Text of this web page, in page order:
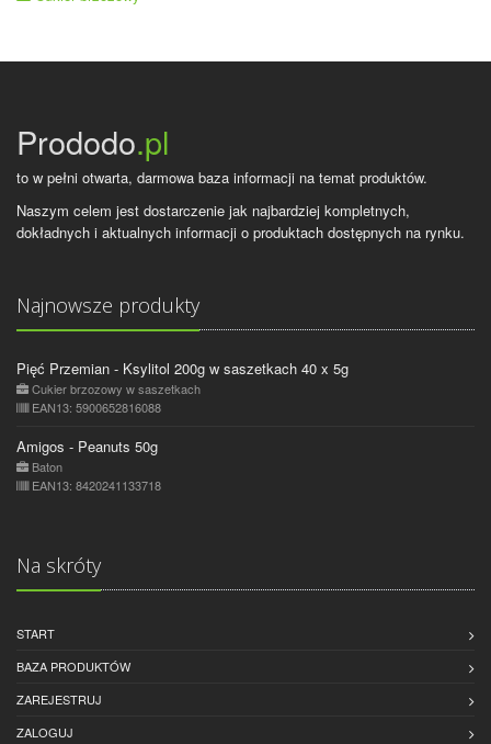
Prododo.pl
to w pełni otwarta, darmowa baza informacji na temat produktów.
Naszym celem jest dostarczenie jak najbardziej kompletnych,
dokładnych i aktualnych informacji o produktach dostępnych na rynku.
Najnowsze produkty
Pięć Przemian - Ksylitol 200g w saszetkach 40 x 5g
Cukier brzozowy w saszetkach
EAN13: 5900652816088
Amigos - Peanuts 50g
Baton
EAN13: 8420241133718
Na skróty
START
BAZA PRODUKTÓW
ZAREJESTRUJ
ZALOGUJ